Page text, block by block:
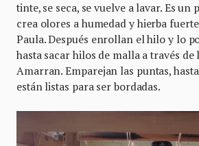
tinte, se seca, se vuelve a lavar. Es un
crea olores a humedad y hierba
Paula. Después enrollan el hilo y lo
hasta sacar hilos de malla a través de
Amarran. Emparejan las puntas,
están listas para ser bordadas.